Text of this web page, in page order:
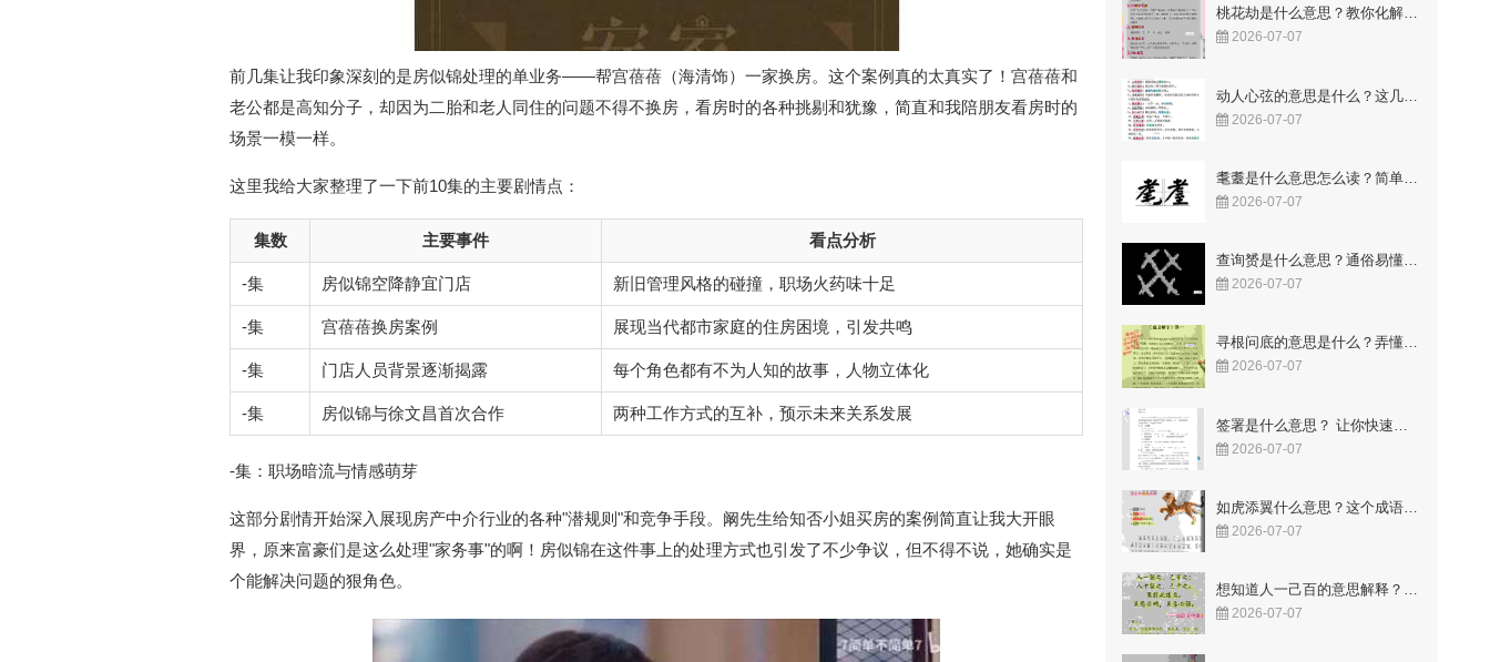
前几集让我印象深刻的是房似锦处理的单业务——帮宫蓓蓓（海清饰）一家换房。这个案例真的太真实了！宫蓓蓓和
老公都是高知分子，却因为二胎和老人同住的问题不得不换房，看房时的各种挑剔和犹豫，简直和我陪朋友看房时的
场景一模一样。
这里我给大家整理了一下前10集的主要剧情点：
集数 主要事件 看点分析
-集 房似锦空降静宜门店 新旧管理风格的碰撞，职场火药味十足
-集 宫蓓蓓换房案例 展现当代都市家庭的住房困境，引发共鸣
-集 门店人员背景逐渐揭露 每个角色都有不为人知的故事，人物立体化
-集 房似锦与徐文昌首次合作 两种工作方式的互补，预示未来关系发展
-集：职场暗流与情感萌芽
这部分剧情开始深入展现房产中介行业的各种"潜规则"和竞争手段。阚先生给知否小姐买房的案例简直让我大开眼
界，原来富豪们是这么处理"家务事"的啊！房似锦在这件事上的处理方式也引发了不少争议，但不得不说，她确实是
个能解决问题的狠角色。
桃花劫是什么意思？教你化解烂桃花的秘籍！
2026-07-07
2026-07-07
2026-07-07
查询赟是什么意思？通俗易懂的解释来了
2026-07-07
寻根问底的意思是什么？弄懂这两个字让你豁然开朗！
2026-07-07
2026-07-07
2026-07-07
想知道人一己百的意思解释？这几点让你一看就懂！
2026-07-07